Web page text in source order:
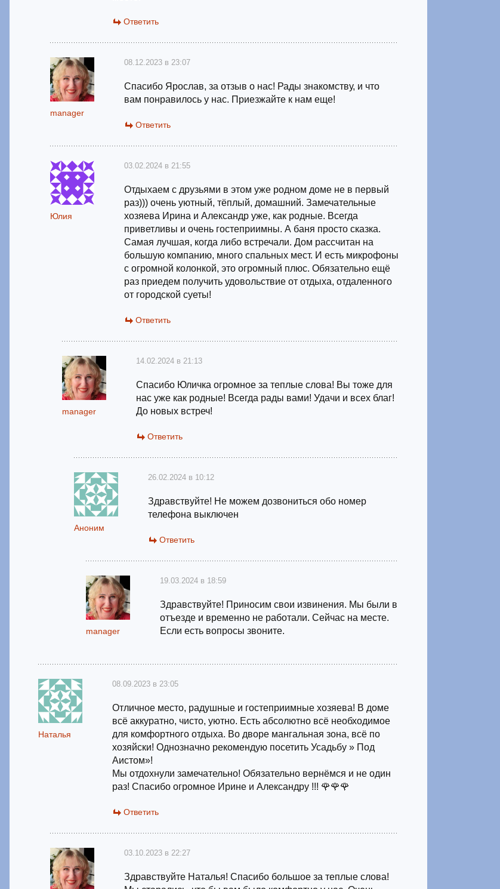
Ответить
manager
08.12.2023 в 23:07
Спасибо Ярослав, за отзыв о нас! Рады знакомству, и что
вам понравилось у нас. Приезжайте к нам еще!
Ответить
Юлия
03.02.2024 в 21:55
Отдыхаем с друзьями в этом уже родном доме не в первый
раз))) очень уютный, тёплый, домашний. Замечательные
хозяева Ирина и Александр уже, как родные. Всегда
приветливы и очень гостеприимны. А баня просто сказка.
Самая лучшая, когда либо встречали. Дом рассчитан на
большую компанию, много спальных мест. И есть микрофоны
с огромной колонкой, это огромный плюс. Обязательно ещё
раз приедем получить удовольствие от отдыха, отдаленного
от городской суеты!
Ответить
manager
14.02.2024 в 21:13
Спасибо Юличка огромное за теплые слова! Вы тоже для
нас уже как родные! Всегда рады вами! Удачи и всех благ!
До новых встреч!
Ответить
Аноним
26.02.2024 в 10:12
Здравствуйте! Не можем дозвониться обо номер
телефона выключен
Ответить
manager
19.03.2024 в 18:59
Здравствуйте! Приносим свои извинения. Мы были в
отъезде и временно не работали. Сейчас на месте.
Если есть вопросы звоните.
Наталья
08.09.2023 в 23:05
Отличное место, радушные и гостеприимные хозяева! В доме
всё аккуратно, чисто, уютно. Есть абсолютно всё необходимое
для комфортного отдыха. Во дворе мангальная зона, всё по
хозяйски! Однозначно рекомендую посетить Усадьбу » Под
Аистом»!
Мы отдохнули замечательно! Обязательно вернёмся и не один
раз! Спасибо огромное Ирине и Александру !!! 🌹🌹🌹
Ответить
03.10.2023 в 22:27
Здравствуйте Наталья! Спасибо большое за теплые слова!